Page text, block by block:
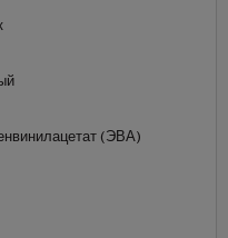
(ЭВА)